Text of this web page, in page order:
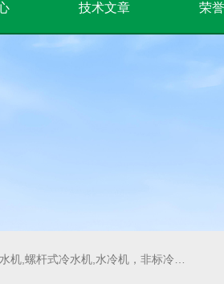
技术文章 荣
螺杆式冷水机,水冷机，非标冷水机